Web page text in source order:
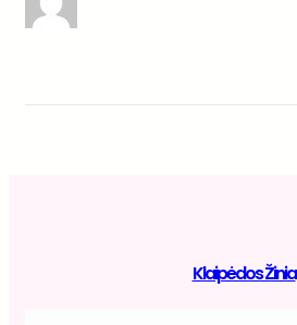
Klaipėdos Žinia